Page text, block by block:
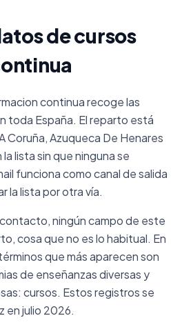
de cursos
continua recoge las
toda España. El reparto está
Coruña, Azuqueca De Henares
lista sin que ninguna se
funciona como canal de salida
la lista por otra vía.
ningún campo de este
cosa que no es lo habitual. En
que más aparecen son
de enseñanzas diversas y
cursos. Estos registros se
en julio 2026.